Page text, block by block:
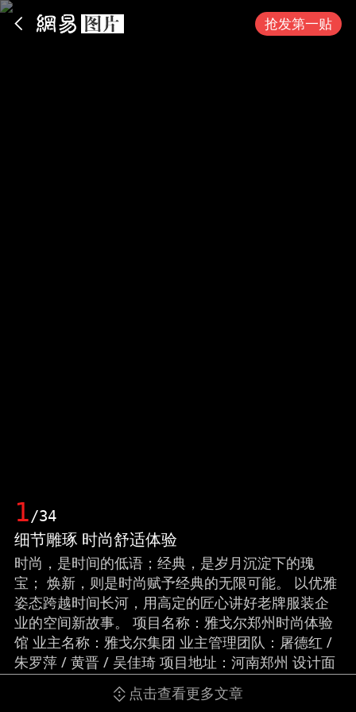
抢发第一贴
1/34
细节雕琢 时尚舒适体验
时尚，是时间的低语；经典，是岁月沉淀下的瑰
宝； 焕新，则是时尚赋予经典的无限可能。 以优雅
姿态跨越时间长河，用高定的匠心讲好老牌服装企
业的空间新故事。 项目名称：雅戈尔郑州时尚体验
馆 业主名称：雅戈尔集团 业主管理团队：屠德红 /
朱罗萍 / 黄晋 / 吴佳琦 项目地址：河南郑州 设计面
积：约1280㎡ 室内设计：峻佳设计 主持设计：陈峻
佳 Kyle Chan 主案设计：Jimmy Ho 设计团队：欧
点击查看更多文章
App内打开